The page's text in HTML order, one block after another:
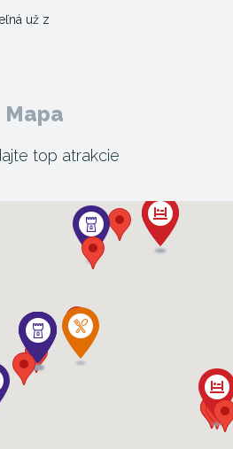
už z
Mapa
top atrakcie